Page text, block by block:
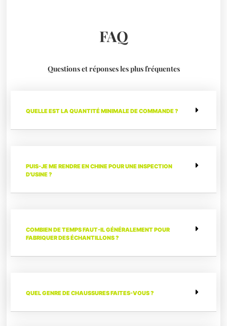
FAQ
Questions et réponses les plus fréquentes
QUELLE EST LA QUANTITÉ MINIMALE DE COMMANDE ?
PUIS-JE ME RENDRE EN CHINE POUR UNE INSPECTION
D'USINE ?
COMBIEN DE TEMPS FAUT-IL GÉNÉRALEMENT POUR
FABRIQUER DES ÉCHANTILLONS ?
QUEL GENRE DE CHAUSSURES FAITES-VOUS ?